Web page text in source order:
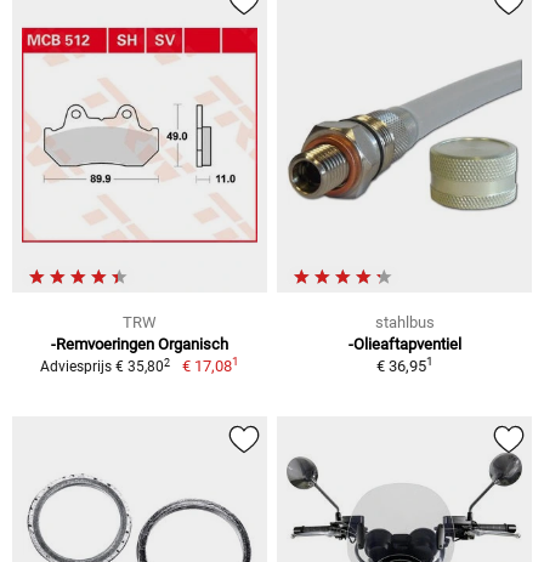
TRW
-Remvoeringen Organisch
Adviesprijs € 35,802 € 17,081
stahlbus
-Olieaftapventiel
€ 36,951